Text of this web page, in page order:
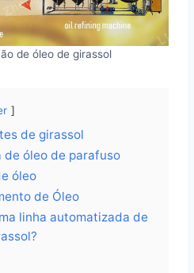
de óleo de girassol
de girassol
de óleo de parafuso
óleo
de Óleo
linha automatizada de